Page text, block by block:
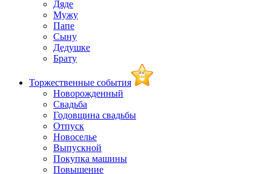
Дяде
Мужу
Папе
Сыну
Дедушке
Брату
Торжественные события
Новорожденный
Свадьба
Годовщина свадьбы
Отпуск
Новоселье
Выпускной
Покупка машины
Повышение